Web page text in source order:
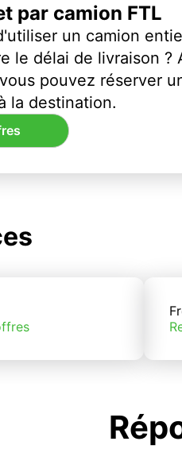
par camion FTL
un camion
le délai de livraison ?
pouvez réserver
la destination.